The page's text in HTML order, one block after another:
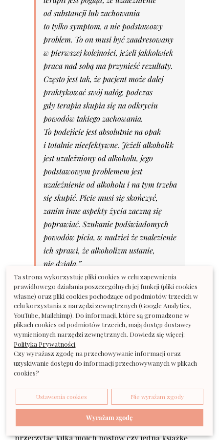
od substancji lub zachowania
to tylko symptom, a nie podstawowy
problem. To on musi być zaadresowany
w pierwszej kolejności, jeżeli jakkolwiek
praca nad sobą ma przynieść rezultaty.
Często jest tak, że pacjent może dalej
praktykować swój nałóg, podczas
gdy terapia skupia się na odkryciu
powodów takiego zachowania.
To podejście jest absolutnie na opak
i totalnie nieefektywne. Jeżeli alkoholik
jest uzależniony od alkoholu, jego
podstawowym problemem jest
uzależnienie od alkoholu i na tym trzeba
się skupić. Picie musi się skończyć,
zanim inne aspekty życia zaczną się
poprawiać. Szukanie podświadomych
powodów picia, w nadziei że znalezienie
ich sprawi, że alkoholizm ustanie,
nie działa.”
*
I to by było na tyle: Jesteś zdrowa, tylko że masz
nawyk.
Banalne? Potwornie. Stoi za tym jednak potężna
wiedza naukowa i doświadczenie milionów (?)
pacjentów, lekarzy, couchów itd.
Proste? No tak. Ale czy łatwe? Niekoniecznie. Dlatego
pracuję z dziewczynami przez dłuższy czas (od teraz
będzie to 6 tygodni!). Inaczej wystarczyłoby
przeczytać kilka moich postów czy jedną książkę
Ta strona wykorzystuje pliki cookies w celu zapewnienia
prawidłowego działania poszczególnych jej funkcji (pliki cookies
własne) oraz pliki cookies pochodzące od podmiotów trzecich w
celu korzystania z narzędzi zewnętrznych (Google Analytics,
YouTube, Mailchimp). Do informacji, które są gromadzone w
plikach cookies od podmiotów trzecich, mają dostęp dostawcy
wymienionych narzędzi zewnętrznych. Dowiedz się więcej:
Polityka Prywatności.
Czy wyrażasz zgodę na przechowywanie informacji oraz
uzyskiwanie dostępu do informacji przechowywanych w plikach
cookies?
Ustawienia cookies Nie wyrażam zgody
Wyrażam zgodę